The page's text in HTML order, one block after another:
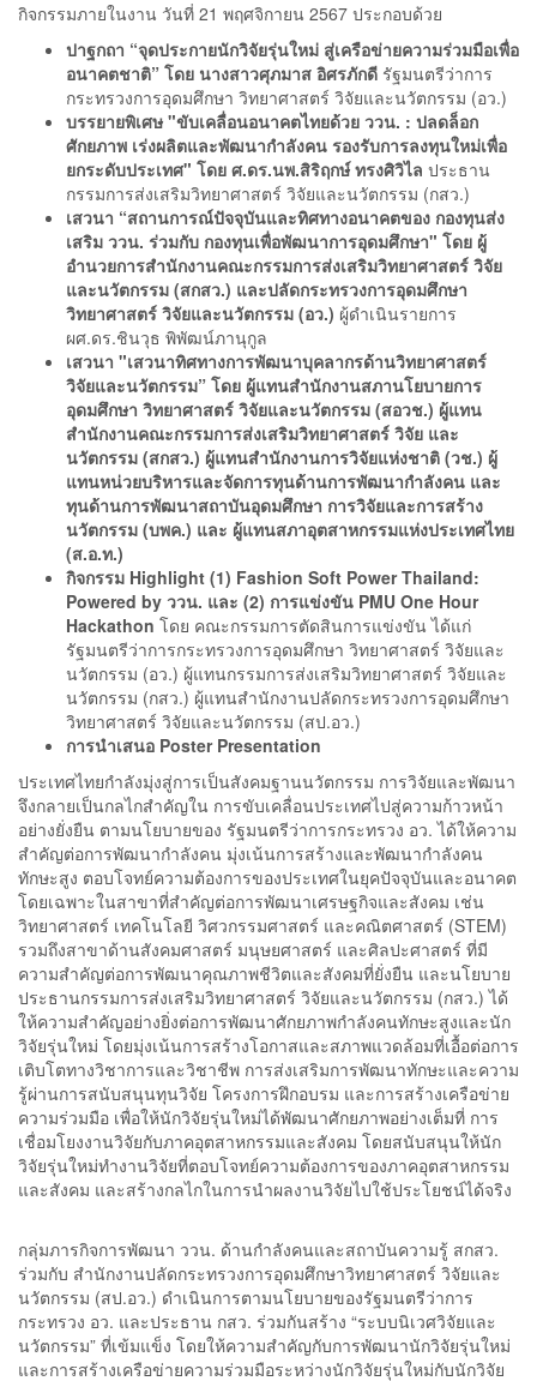
กิจกรรมภายในงาน วันที่ 21 พฤศจิกายน 2567 ประกอบด้วย
ปาฐกถา “จุดประกายนักวิจัยรุ่นใหม่ สู่เครือข่ายความร่วมมือเพื่อ
อนาคตชาติ” โดย นางสาวศุภมาส อิศรภักดี รัฐมนตรีว่าการ
กระทรวงการอุดมศึกษา วิทยาศาสตร์ วิจัยและนวัตกรรม (อว.)
บรรยายพิเศษ "ขับเคลื่อนอนาคตไทยด้วย ววน. : ปลดล็อก
ศักยภาพ เร่งผลิตและพัฒนากำลังคน รองรับการลงทุนใหม่เพื่อ
ยกระดับประเทศ" โดย ศ.ดร.นพ.สิริฤกษ์ ทรงศิวิไล ประธาน
กรรมการส่งเสริมวิทยาศาสตร์ วิจัยและนวัตกรรม (กสว.)
เสวนา “สถานการณ์ปัจจุบันและทิศทางอนาคตของ กองทุนส่ง
เสริม ววน. ร่วมกับ กองทุนเพื่อพัฒนาการอุดมศึกษา" โดย ผู้
อำนวยการสำนักงานคณะกรรมการส่งเสริมวิทยาศาสตร์ วิจัย
และนวัตกรรม (สกสว.) และปลัดกระทรวงการอุดมศึกษา
วิทยาศาสตร์ วิจัยและนวัตกรรม (อว.) ผู้ดำเนินรายการ
ผศ.ดร.ชินวุธ พิพัฒน์ภานุกูล
เสวนา "เสวนาทิศทางการพัฒนาบุคลากรด้านวิทยาศาสตร์
วิจัยและนวัตกรรม” โดย ผู้แทนสำนักงานสภานโยบายการ
อุดมศึกษา วิทยาศาสตร์ วิจัยและนวัตกรรม (สอวช.) ผู้แทน
สำนักงานคณะกรรมการส่งเสริมวิทยาศาสตร์ วิจัย และ
นวัตกรรม (สกสว.) ผู้แทนสำนักงานการวิจัยแห่งชาติ (วช.) ผู้
แทนหน่วยบริหารและจัดการทุนด้านการพัฒนากำลังคน และ
ทุนด้านการพัฒนาสถาบันอุดมศึกษา การวิจัยและการสร้าง
นวัตกรรม (บพค.) และ ผู้แทนสภาอุตสาหกรรมแห่งประเทศไทย
(ส.อ.ท.)
กิจกรรม Highlight (1) Fashion Soft Power Thailand:
Powered by ววน. และ (2) การแข่งขัน PMU One Hour
Hackathon โดย คณะกรรมการตัดสินการแข่งขัน ได้แก่
รัฐมนตรีว่าการกระทรวงการอุดมศึกษา วิทยาศาสตร์ วิจัยและ
นวัตกรรม (อว.) ผู้แทนกรรมการส่งเสริมวิทยาศาสตร์ วิจัยและ
นวัตกรรม (กสว.) ผู้แทนสำนักงานปลัดกระทรวงการอุดมศึกษา
วิทยาศาสตร์ วิจัยและนวัตกรรม (สป.อว.)
การนำเสนอ Poster Presentation
ประเทศไทยกำลังมุ่งสู่การเป็นสังคมฐานนวัตกรรม การวิจัยและพัฒนา
จึงกลายเป็นกลไกสำคัญใน การขับเคลื่อนประเทศไปสู่ความก้าวหน้า
อย่างยั่งยืน ตามนโยบายของ รัฐมนตรีว่าการกระทรวง อว. ได้ให้ความ
สำคัญต่อการพัฒนากำลังคน มุ่งเน้นการสร้างและพัฒนากำลังคน
ทักษะสูง ตอบโจทย์ความต้องการของประเทศในยุคปัจจุบันและอนาคต
โดยเฉพาะในสาขาที่สำคัญต่อการพัฒนาเศรษฐกิจและสังคม เช่น
วิทยาศาสตร์ เทคโนโลยี วิศวกรรมศาสตร์ และคณิตศาสตร์ (STEM)
รวมถึงสาขาด้านสังคมศาสตร์ มนุษยศาสตร์ และศิลปะศาสตร์ ที่มี
ความสำคัญต่อการพัฒนาคุณภาพชีวิตและสังคมที่ยั่งยืน และนโยบาย
ประธานกรรมการส่งเสริมวิทยาศาสตร์ วิจัยและนวัตกรรม (กสว.) ได้
ให้ความสำคัญอย่างยิ่งต่อการพัฒนาศักยภาพกำลังคนทักษะสูงและนัก
วิจัยรุ่นใหม่ โดยมุ่งเน้นการสร้างโอกาสและสภาพแวดล้อมที่เอื้อต่อการ
เติบโตทางวิชาการและวิชาชีพ การส่งเสริมการพัฒนาทักษะและความ
รู้ผ่านการสนับสนุนทุนวิจัย โครงการฝึกอบรม และการสร้างเครือข่าย
ความร่วมมือ เพื่อให้นักวิจัยรุ่นใหม่ได้พัฒนาศักยภาพอย่างเต็มที่ การ
เชื่อมโยงงานวิจัยกับภาคอุตสาหกรรมและสังคม โดยสนับสนุนให้นัก
วิจัยรุ่นใหม่ทำงานวิจัยที่ตอบโจทย์ความต้องการของภาคอุตสาหกรรม
และสังคม และสร้างกลไกในการนำผลงานวิจัยไปใช้ประโยชน์ได้จริง
กลุ่มภารกิจการพัฒนา ววน. ด้านกำลังคนและสถาบันความรู้ สกสว.
ร่วมกับ สำนักงานปลัดกระทรวงการอุดมศึกษาวิทยาศาสตร์ วิจัยและ
นวัตกรรม (สป.อว.) ดำเนินการตามนโยบายของรัฐมนตรีว่าการ
กระทรวง อว. และประธาน กสว. ร่วมกันสร้าง “ระบบนิเวศวิจัยและ
นวัตกรรม” ที่เข้มแข็ง โดยให้ความสำคัญกับการพัฒนานักวิจัยรุ่นใหม่
และการสร้างเครือข่ายความร่วมมือระหว่างนักวิจัยรุ่นใหม่กับนักวิจัย